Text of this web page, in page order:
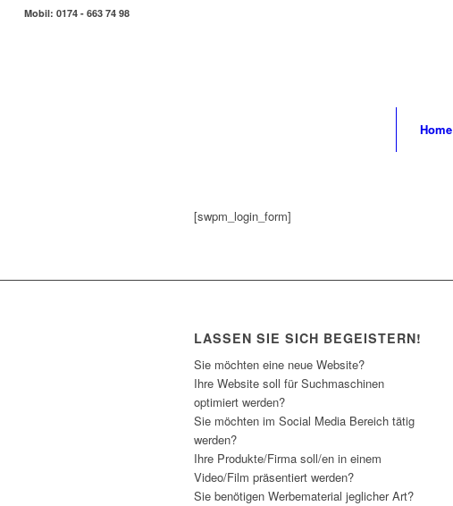
Mobil: 0174 - 663 74 98
Home
[swpm_login_form]
LASSEN SIE SICH BEGEISTERN!
Sie möchten eine neue Website?
Ihre Website soll für Suchmaschinen
optimiert werden?
Sie möchten im Social Media Bereich tätig
werden?
Ihre Produkte/Firma soll/en in einem
Video/Film präsentiert werden?
Sie benötigen Werbematerial jeglicher Art?